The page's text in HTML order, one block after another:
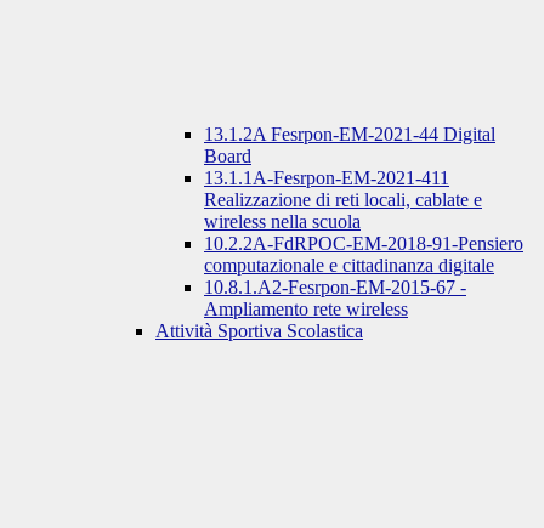
13.1.2A Fesrpon-EM-2021-44 Digital
Board
13.1.1A-Fesrpon-EM-2021-411
Realizzazione di reti locali, cablate e
wireless nella scuola
10.2.2A-FdRPOC-EM-2018-91-Pensiero
computazionale e cittadinanza digitale
10.8.1.A2-Fesrpon-EM-2015-67 -
Ampliamento rete wireless
Attività Sportiva Scolastica